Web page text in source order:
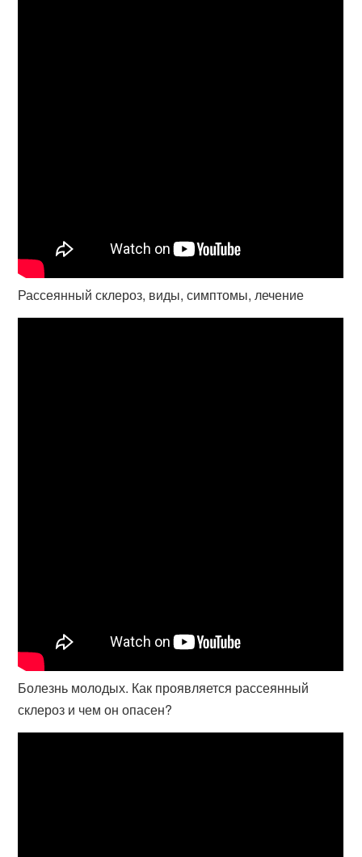
Рассеянный склероз, виды, симптомы, лечение
Болезнь молодых. Как проявляется рассеянный
склероз и чем он опасен?